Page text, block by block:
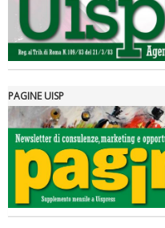
Tiziano Pesce a Radio
PAGINE UISP